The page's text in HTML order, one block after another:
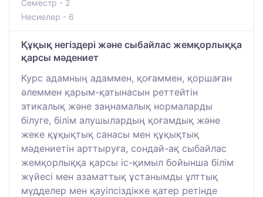
Семестр - 2
Несиелер - 6
Құқық негіздері және сыбайлас жемқорлыққа
қарсы мәдениет
Курс адамның адаммен, қоғаммен, қоршаған
әлеммен қарым-қатынасын реттейтін
этикалық және заңнамалық нормаларды
білуге, білім алушылардың қоғамдық және
жеке құқықтық санасы мен құқықтық
мәдениетін арттыруға, сондай-ақ сыбайлас
жемқорлыққа қарсы іс-қимыл бойынша білім
жүйесі мен азаматтық ұстанымды ұлттық
мүдделер мен қауіпсіздікке қатер ретінде